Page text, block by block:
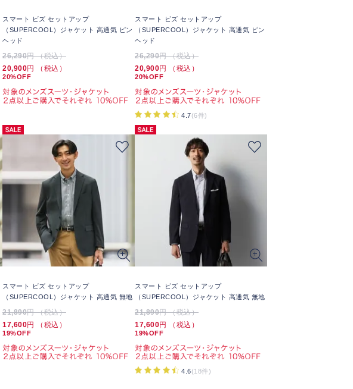
スマート ビズ セットアップ
（SUPERCOOL）ジャケット 高通気 ピン
ヘッド
26,290円 （税込）
20,900円 （税込）
20%OFF
スマート ビズ セットアップ
（SUPERCOOL）ジャケット 高通気 ピン
ヘッド
26,290円 （税込）
20,900円 （税込）
20%OFF
4.7(6件)
スマート ビズ セットアップ
（SUPERCOOL）ジャケット 高通気 無地
21,890円 （税込）
17,600円 （税込）
19%OFF
スマート ビズ セットアップ
（SUPERCOOL）ジャケット 高通気 無地
21,890円 （税込）
17,600円 （税込）
19%OFF
4.6(18件)